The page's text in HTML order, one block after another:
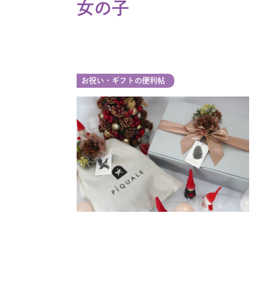
女の子
お祝い・ギフトの便利帖